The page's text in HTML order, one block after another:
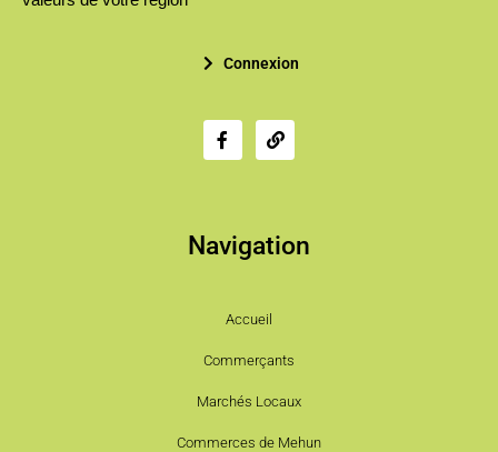
Connexion
Navigation
Accueil
Commerçants
Marchés Locaux
Commerces de Mehun